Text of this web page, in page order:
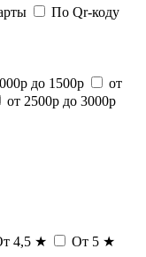
По Qr-коду
до 1500р
от
от 2500р до 3000р
4,5 ★ От 5 ★